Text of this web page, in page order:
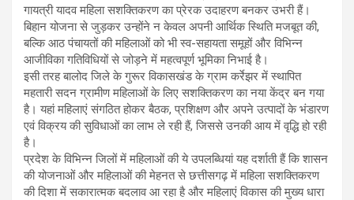
गायत्री यादव महिला सशक्तिकरण का प्रेरक उदाहरण बनकर उभरी हैं।
बिहान योजना से जुड़कर उन्होंने न केवल अपनी आर्थिक स्थिति मजबूत की,
बल्कि आठ पंचायतों की महिलाओं को भी स्व-सहायता समूहों और विभिन्न
आजीविका गतिविधियों से जोड़ने में महत्वपूर्ण भूमिका निभाई है।
इसी तरह बालोद जिले के गुरूर विकासखंड के ग्राम कर्रेझर में स्थापित
महतारी सदन ग्रामीण महिलाओं के लिए सशक्तिकरण का नया केंद्र बन गया
है। यहां महिलाएं संगठित होकर बैठक, प्रशिक्षण और अपने उत्पादों के भंडारण
एवं विक्रय की सुविधाओं का लाभ ले रही हैं, जिससे उनकी आय में वृद्धि हो रही
है।
प्रदेश के विभिन्न जिलों में महिलाओं की ये उपलब्धियां यह दर्शाती हैं कि शासन
की योजनाओं और महिलाओं की मेहनत से छत्तीसगढ़ में महिला सशक्तिकरण
की दिशा में सकारात्मक बदलाव आ रहा है और महिलाएं विकास की मुख्य धारा